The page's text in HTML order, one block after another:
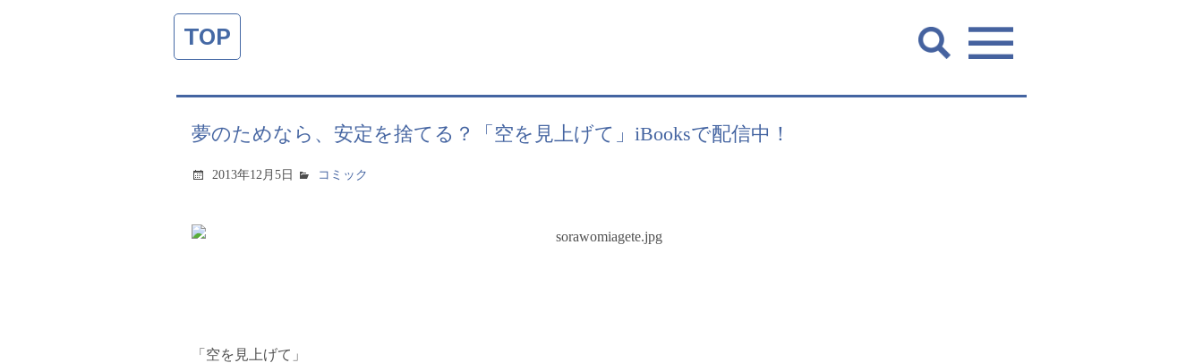
TOP
夢のためなら、安定を捨てる？「空を見上げて」iBooksで配信中！
2013年12月5日 コミック
「空を見上げて」